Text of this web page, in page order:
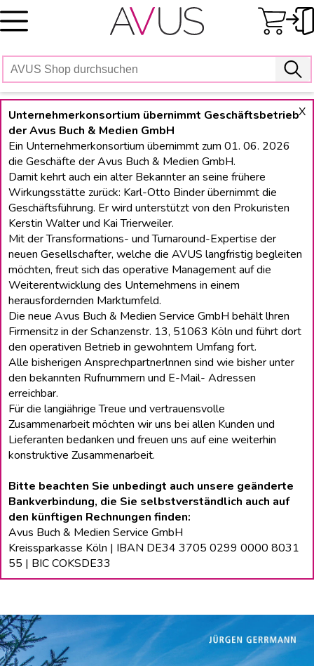
Skip
to
X
Unternehmerkonsortium übernimmt Geschäftsbetrieb
der Avus Buch & Medien GmbH
Ein Unternehmerkonsortium übernimmt zum 01. 06. 2026
die Geschäfte der Avus Buch & Medien GmbH.
Damit kehrt auch ein alter Bekannter an seine frühere
Wirkungsstätte zurück: Karl-Otto Binder übernimmt die
Geschäftsführung. Er wird unterstützt von den Prokuristen
Kerstin Walter und Kai Trierweiler.
Mit der Transformations- und Turnaround-Expertise der
neuen Gesellschafter, welche die AVUS langfristig begleiten
möchten, freut sich das operative Management auf die
Weiterentwicklung des Unternehmens in einem
herausfordernden Marktumfeld.
Die neue Avus Buch & Medien Service GmbH behält lhren
Firmensitz in der Schanzenstr. 13, 51063 Köln und führt dort
den operativen Betrieb in gewohntem Umfang fort.
Alle bisherigen Ansprechpartnerlnnen sind wie bisher unter
den bekannten Rufnummern und E-Mail- Adressen
erreichbar.
Für die langiährige Treue und vertrauensvolle
Zusammenarbeit möchten wir uns bei allen Kunden und
Lieferanten bedanken und freuen uns auf eine weiterhin
konstruktive Zusammenarbeit.
Bitte beachten Sie unbedingt auch unsere geänderte
Bankverbindung, die Sie selbstverständlich auch auf
den künftigen Rechnungen finden:
Avus Buch & Medien Service GmbH
Kreissparkasse Köln | IBAN DE34 3705 0299 0000 8031
55 | BIC COKSDE33